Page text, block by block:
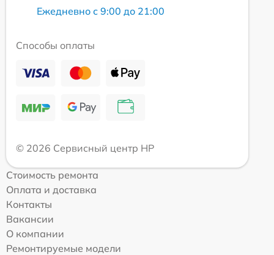
Ежедневно с 9:00 до 21:00
Способы оплаты
© 2026 Сервисный центр HP
Стоимость ремонта
Оплата и доставка
Контакты
Вакансии
О компании
Ремонтируемые модели